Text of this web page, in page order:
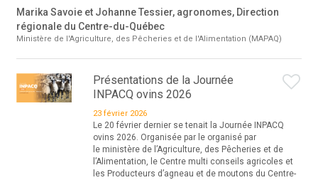
Marika Savoie et Johanne Tessier, agronomes, Direction
régionale du Centre-du-Québec
Ministère de l'Agriculture, des Pêcheries et de l'Alimentation (MAPAQ)
Présentations de la Journée
INPACQ ovins 2026
23 février 2026
Le 20 février dernier se tenait la Journée INPACQ
ovins 2026. Organisée par le organisé par
le ministère de l’Agriculture, des Pêcheries et de
l’Alimentation, le Centre multi conseils agricoles et
les Producteurs d’agneau et de moutons du Centre-